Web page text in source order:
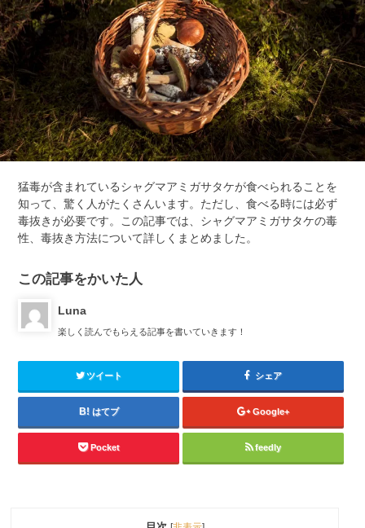
猛毒が含まれているシャグマアミガサタケが食べられることを
知って、驚く人がたくさんいます。ただし、食べる時には必ず
毒抜きが必要です。この記事では、シャグマアミガサタケの毒
性、毒抜き方法について詳しくまとめました。
この記事をかいた人
Luna
楽しく読んでもらえる記事を書いていきます！
ツイート シェア
はてブ Google+
Pocket feedly